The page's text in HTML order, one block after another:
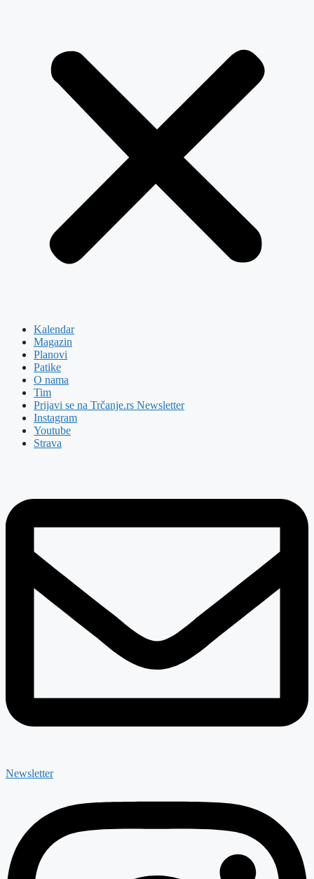
Kalendar
Magazin
Planovi
Patike
O nama
Tim
Prijavi se na Trčanje.rs Newsletter
Instagram
Youtube
Strava
Newsletter